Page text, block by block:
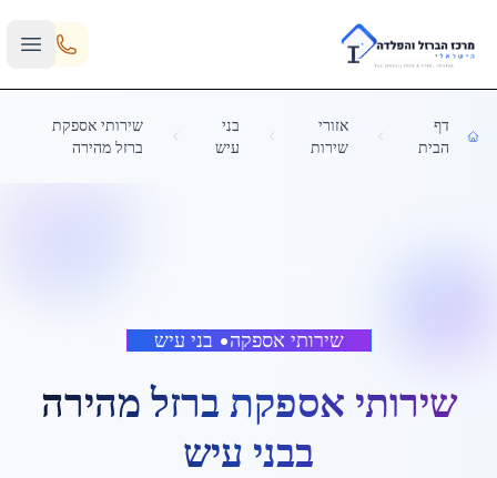
Skip to main content
דף
הבית
אזורי
שירות
בני
עיש
שירותי אספקת
ברזל מהירה
שירותי אספקה• בני עיש
שירותי אספקת ברזל מהירה
בבני עיש